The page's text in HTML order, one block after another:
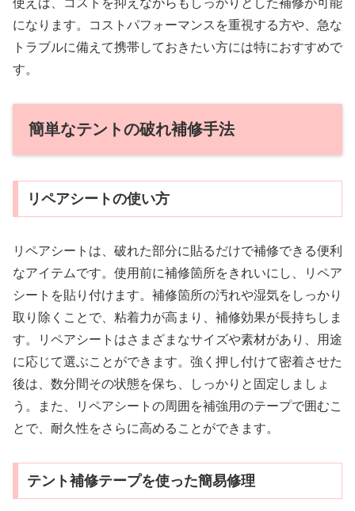
使えば、コストを抑えながらもしっかりとした補修が可能
になります。コストパフォーマンスを重視する方や、急な
トラブルに備えて携帯しておきたい方には特におすすめで
す。
簡単なテントの破れ補修手法
リペアシートの使い方
リペアシートは、破れた部分に貼るだけで補修できる便利
なアイテムです。使用前に補修箇所をきれいにし、リペア
シートを貼り付けます。補修箇所の汚れや湿気をしっかり
取り除くことで、粘着力が高まり、補修効果が長持ちしま
す。リペアシートはさまざまなサイズや素材があり、用途
に応じて選ぶことができます。強く押し付けて密着させた
後は、数分間その状態を保ち、しっかりと固定しましょ
う。また、リペアシートの周囲を補強用のテープで囲むこ
とで、耐久性をさらに高めることができます。
テント補修テープを使った簡易修理